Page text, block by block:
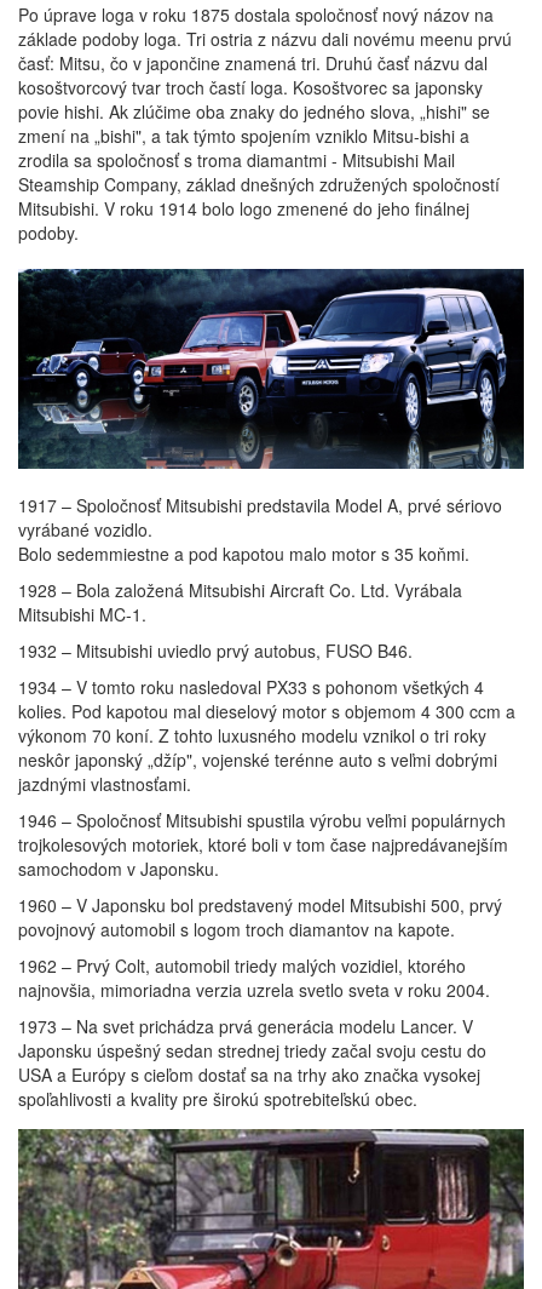
Po úprave loga v roku 1875 dostala spoločnosť nový názov na
základe podoby loga. Tri ostria z názvu dali novému meenu prvú
časť: Mitsu, čo v japončine znamená tri. Druhú časť názvu dal
kosoštvorcový tvar troch častí loga. Kosoštvorec sa japonsky
povie hishi. Ak zlúčime oba znaky do jedného slova, „hishi" se
zmení na „bishi", a tak týmto spojením vzniklo Mitsu-bishi a
zrodila sa spoločnosť s troma diamantmi - Mitsubishi Mail
Steamship Company, základ dnešných združených spoločností
Mitsubishi. V roku 1914 bolo logo zmenené do jeho finálnej
podoby.
1917 – Spoločnosť Mitsubishi predstavila Model A, prvé sériovo
vyrábané vozidlo.
Bolo sedemmiestne a pod kapotou malo motor s 35 koňmi.
1928 – Bola založená Mitsubishi Aircraft Co. Ltd. Vyrábala
Mitsubishi MC-1.
1932 – Mitsubishi uviedlo prvý autobus, FUSO B46.
1934 – V tomto roku nasledoval PX33 s pohonom všetkých 4
kolies. Pod kapotou mal dieselový motor s objemom 4 300 ccm a
výkonom 70 koní. Z tohto luxusného modelu vznikol o tri roky
neskôr japonský „džíp", vojenské terénne auto s veľmi dobrými
jazdnými vlastnosťami.
1946 – Spoločnosť Mitsubishi spustila výrobu veľmi populárnych
trojkolesových motoriek, ktoré boli v tom čase najpredávanejším
samochodom v Japonsku.
1960 – V Japonsku bol predstavený model Mitsubishi 500, prvý
povojnový automobil s logom troch diamantov na kapote.
1962 – Prvý Colt, automobil triedy malých vozidiel, ktorého
najnovšia, mimoriadna verzia uzrela svetlo sveta v roku 2004.
1973 – Na svet prichádza prvá generácia modelu Lancer. V
Japonsku úspešný sedan strednej triedy začal svoju cestu do
USA a Európy s cieľom dostať sa na trhy ako značka vysokej
spoľahlivosti a kvality pre širokú spotrebiteľskú obec.